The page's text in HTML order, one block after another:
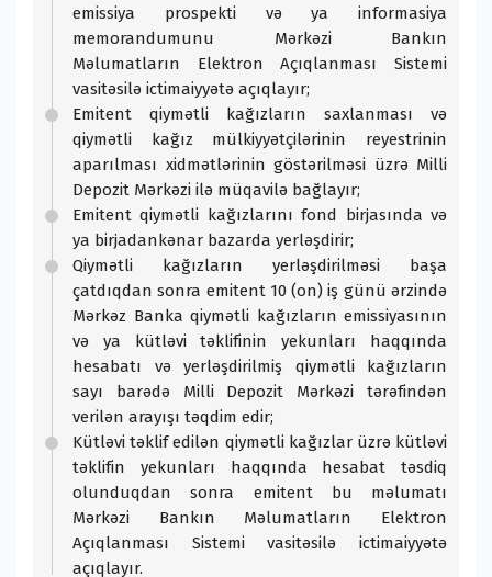
emissiya prospekti və ya informasiya
memorandumunu Mərkəzi Bankın
Məlumatların Elektron Açıqlanması Sistemi
vasitəsilə ictimaiyyətə açıqlayır;
Emitent qiymətli kağızların saxlanması və
qiymətli kağız mülkiyyətçilərinin reyestrinin
aparılması xidmətlərinin göstərilməsi üzrə Milli
Depozit Mərkəzi ilə müqavilə bağlayır;
Emitent qiymətli kağızlarını fond birjasında və
ya birjadankənar bazarda yerləşdirir;
Qiymətli kağızların yerləşdirilməsi başa
çatdıqdan sonra emitent 10 (on) iş günü ərzində
Mərkəz Banka qiymətli kağızların emissiyasının
və ya kütləvi təklifinin yekunları haqqında
hesabatı və yerləşdirilmiş qiymətli kağızların
sayı barədə Milli Depozit Mərkəzi tərəfindən
verilən arayışı təqdim edir;
Kütləvi təklif edilən qiymətli kağızlar üzrə kütləvi
təklifin yekunları haqqında hesabat təsdiq
olunduqdan sonra emitent bu məlumatı
Mərkəzi Bankın Məlumatların Elektron
Açıqlanması Sistemi vasitəsilə ictimaiyyətə
açıqlayır.